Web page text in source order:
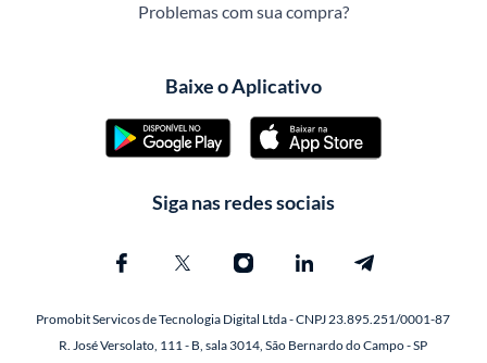
Problemas com sua compra?
Baixe o Aplicativo
Siga nas redes sociais
Promobit Servicos de Tecnologia Digital Ltda - CNPJ 23.895.251/0001-87
R. José Versolato, 111 - B, sala 3014, São Bernardo do Campo - SP